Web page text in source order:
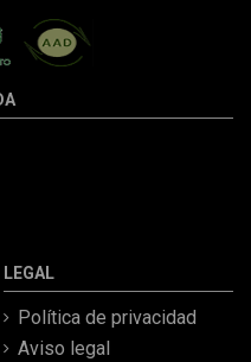
LEGAL
Política de privacidad
Aviso legal